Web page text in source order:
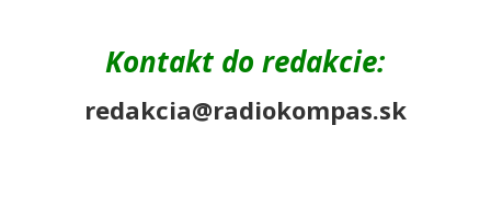
Kontakt do redakcie:
redakcia@radiokompas.sk